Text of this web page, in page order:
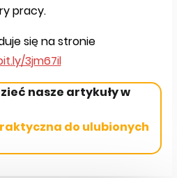
pracy.
się na stronie
3jm67il
nasze artykuły w
do ulubionych